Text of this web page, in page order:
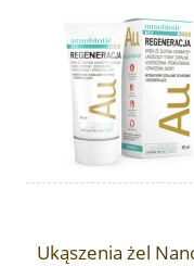
Ukąszenia żel